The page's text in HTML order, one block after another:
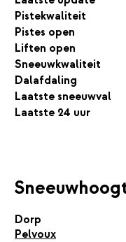
Pistekwaliteit
Pistes open
Liften open
Sneeuwkwaliteit
Dalafdaling
Laatste sneeuwval
Laatste 24 uur
Dorp
Pelvoux